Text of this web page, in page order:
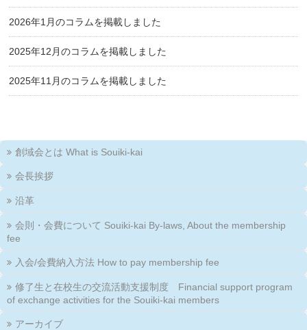
2026年1月のコラムを掲載しました
2025年12月のコラムを掲載しました
2025年11月のコラムを掲載しました
創域会とは What is Souiki-kai
会長挨拶
沿革
会則・会費について Souiki-kai By-laws, About the membership
fee
入会/会費納入方法 How to pay membership fee
修了生と在校生の交流活動支援制度 Financial support program
of exchange activities for the Souiki-kai members
アーカイブ